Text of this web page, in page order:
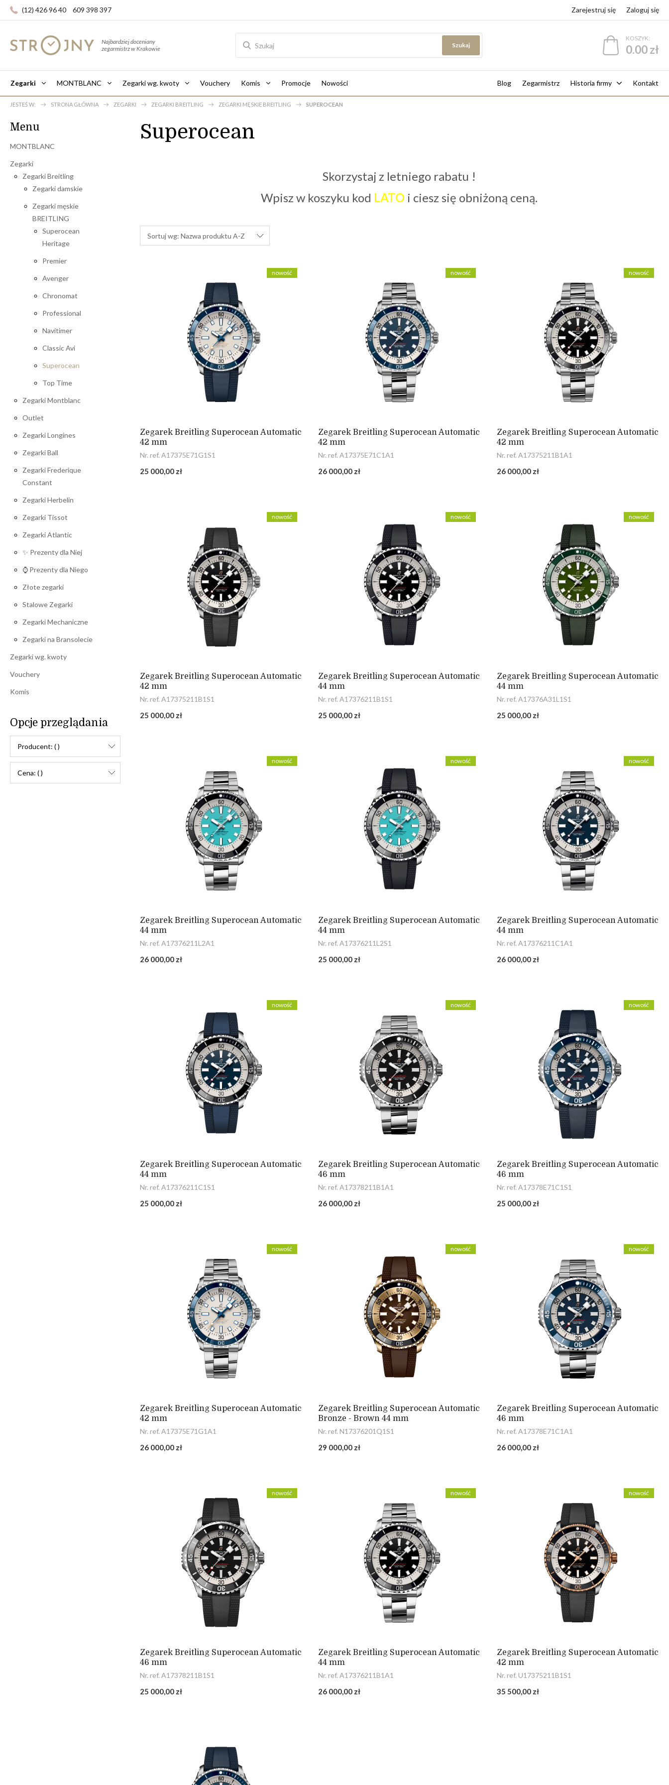
(12) 426 96 40 609 398 397 Zarejestruj się Zaloguj się
Najbardziej doceniany
zegarmistrz w Krakowie
KOSZYK:
0.00 zł
Szukaj
Zegarki MONTBLANC Zegarki wg. kwoty Vouchery Komis Promocje Nowości Blog Zegarmistrz Historia firmy Kontakt
JESTEŚ W: STRONA GŁÓWNA ZEGARKI ZEGARKI BREITLING ZEGARKI MĘSKIE BREITLING SUPEROCEAN
Menu
MONTBLANC
Zegarki
Zegarki Breitling
Zegarki damskie
Zegarki męskie
BREITLING
Superocean
Heritage
Premier
Avenger
Chronomat
Professional
Navitimer
Classic Avi
Superocean
Top Time
Zegarki Montblanc
Outlet
Zegarki Longines
Zegarki Ball
Zegarki Frederique
Constant
Zegarki Herbelin
Zegarki Tissot
Zegarki Atlantic
✨ Prezenty dla Niej
⌚ Prezenty dla Niego
Złote zegarki
Stalowe Zegarki
Zegarki Mechaniczne
Zegarki na Bransolecie
Zegarki wg. kwoty
Vouchery
Komis
Opcje przeglądania
Producent: ( )
Cena: ( )
Superocean
Skorzystaj z letniego rabatu !
Wpisz w koszyku kod LATO i ciesz się obniżoną ceną.
Sortuj wg: Nazwa produktu A-Z
Zegarek Breitling Superocean Automatic
42 mm
Nr. ref. A17375E71G1S1
25 000,00 zł
nowość
Zegarek Breitling Superocean Automatic
42 mm
Nr. ref. A17375E71C1A1
26 000,00 zł
nowość
Zegarek Breitling Superocean Automatic
42 mm
Nr. ref. A17375211B1A1
26 000,00 zł
nowość
Zegarek Breitling Superocean Automatic
42 mm
Nr. ref. A17375211B1S1
25 000,00 zł
nowość
Zegarek Breitling Superocean Automatic
44 mm
Nr. ref. A17376211B1S1
25 000,00 zł
nowość
Zegarek Breitling Superocean Automatic
44 mm
Nr. ref. A17376A31L1S1
25 000,00 zł
nowość
Zegarek Breitling Superocean Automatic
44 mm
Nr. ref. A17376211L2A1
26 000,00 zł
nowość
Zegarek Breitling Superocean Automatic
44 mm
Nr. ref. A17376211L2S1
25 000,00 zł
nowość
Zegarek Breitling Superocean Automatic
44 mm
Nr. ref. A17376211C1A1
26 000,00 zł
nowość
Zegarek Breitling Superocean Automatic
44 mm
Nr. ref. A17376211C1S1
25 000,00 zł
nowość
Zegarek Breitling Superocean Automatic
46 mm
Nr. ref. A17378211B1A1
26 000,00 zł
nowość
Zegarek Breitling Superocean Automatic
46 mm
Nr. ref. A17378E71C1S1
25 000,00 zł
nowość
Zegarek Breitling Superocean Automatic
42 mm
Nr. ref. A17375E71G1A1
26 000,00 zł
nowość
Zegarek Breitling Superocean Automatic
Bronze - Brown 44 mm
Nr. ref. N17376201Q1S1
29 000,00 zł
nowość
Zegarek Breitling Superocean Automatic
46 mm
Nr. ref. A17378E71C1A1
26 000,00 zł
nowość
Zegarek Breitling Superocean Automatic
46 mm
Nr. ref. A17378211B1S1
25 000,00 zł
nowość
Zegarek Breitling Superocean Automatic
44 mm
Nr. ref. A17376211B1A1
26 000,00 zł
nowość
Zegarek Breitling Superocean Automatic
42 mm
Nr. ref. U17375211B1S1
35 500,00 zł
nowość